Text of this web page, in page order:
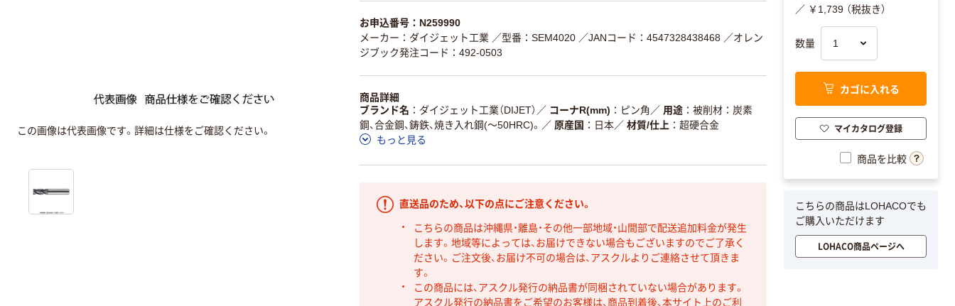
お申込番号：N259990
メーカー：ダイジェット工業 ／型番：SEM4020 ／JANコード：4547328438468 ／オレン
ジブック発注コード：492-0503
商品詳細
ブランド名
ダイジェット工業（DIJET） ／ コーナR(mm) ピン角 ／ 用途
被削材：炭素
鋼、合金鋼、鋳鉄、焼き入れ鋼(～50HRC)。 ／ 原産国 日本／ 材質/仕上
超硬合金
もっと見る
直送品のため、以下の点にご注意ください。
こちらの商品は沖縄県・離島・その他一部地域・山間部で配送追加料金が発生
します。地域等によっては、お届けできない場合もございますのでご了承く
ださい。ご注文後、お届け不可の場合は、アスクルよりご連絡させて頂きま
す。
この商品には、アスクル発行の納品書が同梱されていない場合があります。
アスクル発行の納品書をご希望のお客様は、商品到着後、本サイト上のご利
この画像は代表画像です。詳細は仕様をご確認ください。
／ ￥1,739 （税抜き）
数量
カゴに入れる
マイカタログ登録
商品を比較
こちらの商品はLOHACOでも
ご購入いただけます
LOHACO商品ページへ